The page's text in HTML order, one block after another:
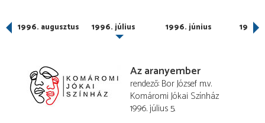
1996. augusztus 1996. július 1996. június 1996.
Az aranyember
rendező Bor József m.v.
Komáromi Jókai Színház
1996. július 5.